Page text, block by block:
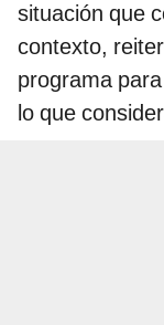
situación que
contexto,
programa
lo que